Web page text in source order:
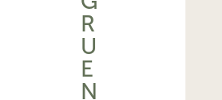
R
U
E
N